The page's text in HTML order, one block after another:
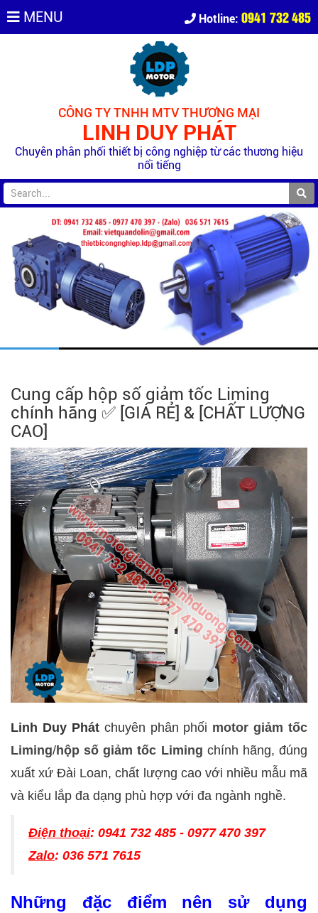
MENU Hotline: 0941 732 485
CÔNG TY TNHH MTV THƯƠNG MẠI
LINH DUY PHÁT
Chuyên phân phối thiết bị công nghiệp từ các thương hiệu
nổi tiếng
Cung cấp hộp số giảm tốc Liming
chính hãng ✅ [GIÁ RẺ] & [CHẤT LƯỢNG
CAO]
Linh Duy Phát chuyên phân phối motor giảm tốc
Liming/hộp số giảm tốc Liming chính hãng, đúng
xuất xứ Đài Loan, chất lượng cao với nhiều mẫu mã
và kiểu lắp đa dạng phù hợp với đa ngành nghề.
Điện thoại: 0941 732 485 - 0977 470 397
Zalo: 036 571 7615
Những đặc điểm nên sử dụng